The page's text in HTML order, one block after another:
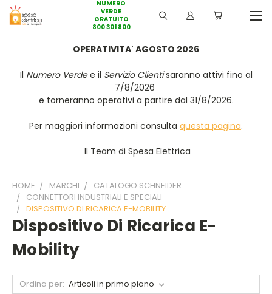
NUMERO
VERDE
GRATUITO
800 301 800
OPERATIVITA' AGOSTO 2026
Il Numero Verdee il Servizio Clientisaranno attivi fino al
7/8/2026
e torneranno operativi a partire dal 31/8/2026.
Per maggiori informazioni consulta questa pagina.
Il Team di Spesa Elettrica
HOME MARCHI
CATALOGO SCHNEIDER
CONNETTORI INDUSTRIALI E SPECIALI
DISPOSITIVO DI RICARICA E-MOBILITY
Dispositivo Di Ricarica E-
Mobility
Ordina per: